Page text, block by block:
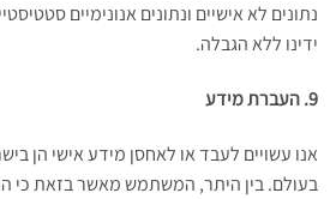
נתונים לא אישיים ונתונים אנונימיים
ידינו ללא הגבלה.
9. העברת מידע
אנו עשויים לעבד או לאחסן מידע אישי הן
בעולם. בין היתר, המשתמש מאשר בזאת כי